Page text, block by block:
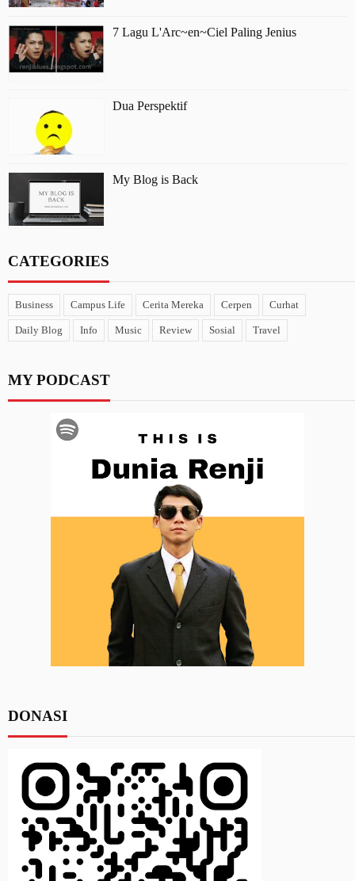
7 Lagu L'Arc~en~Ciel Paling Jenius
Dua Perspektif
My Blog is Back
CATEGORIES
Business Campus Life Cerita Mereka Cerpen Curhat
Daily Blog Info Music Review Sosial Travel
MY PODCAST
DONASI